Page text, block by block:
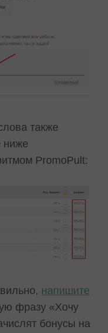
также
ниже
PromoPult:
напишите
фразу «Хочу
бонусы на